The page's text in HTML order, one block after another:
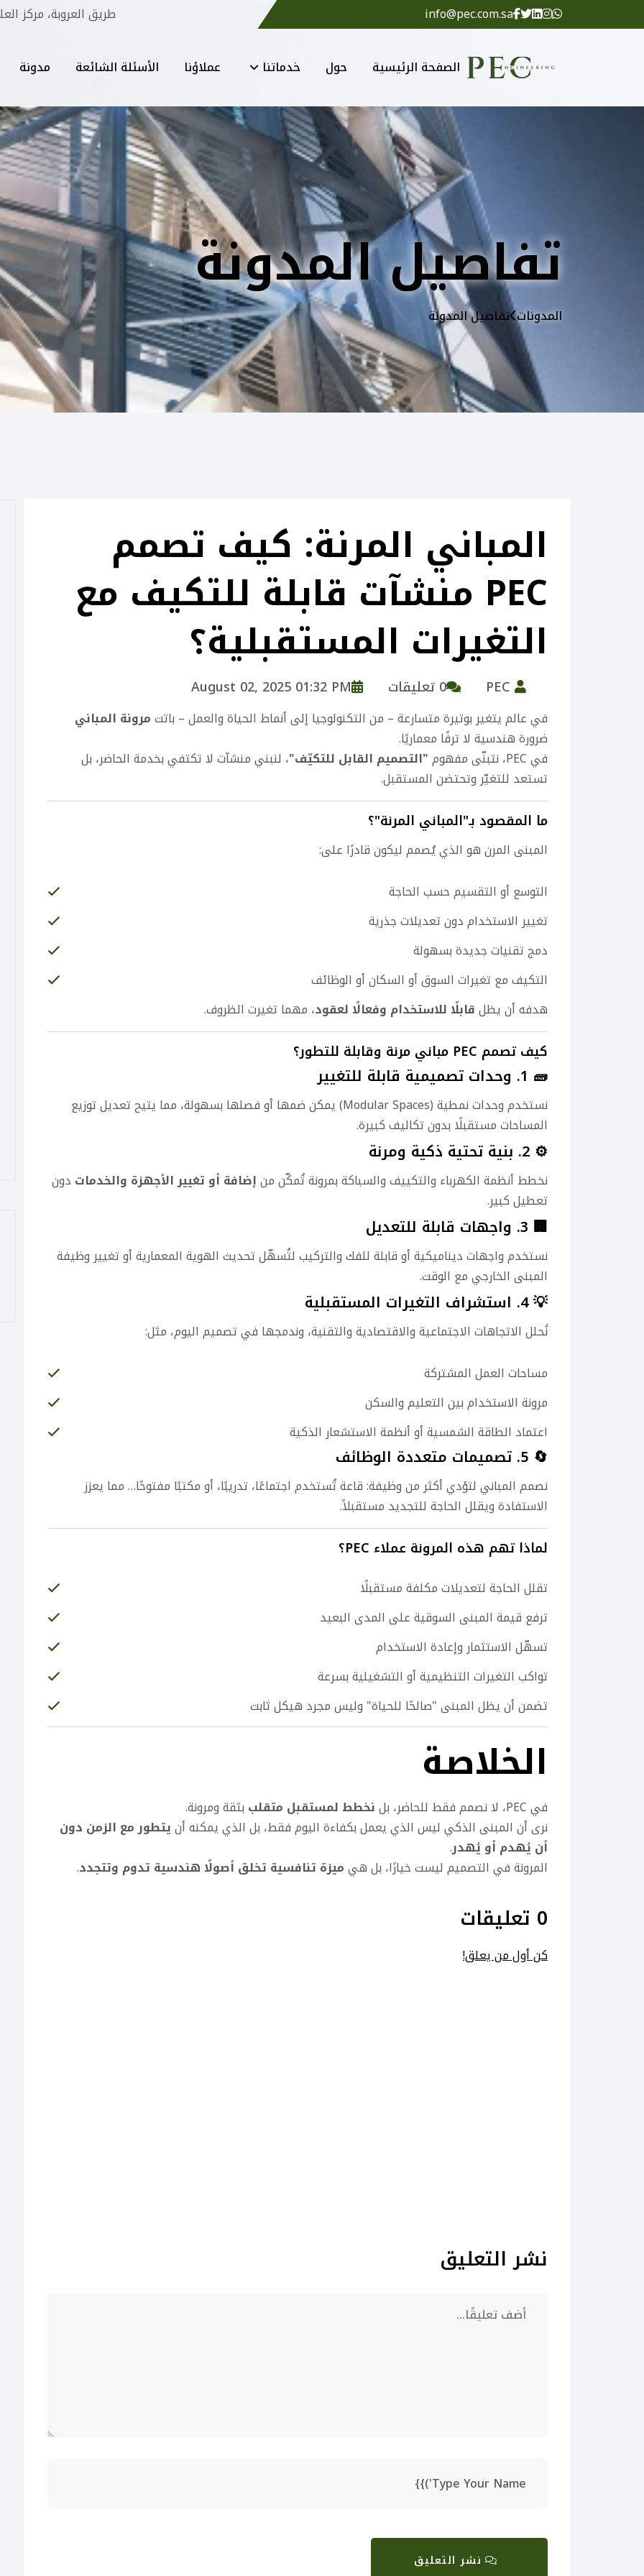
طريق العروبة، مركز info@pec.com.sa
الصفحة الرئيسية حول خدماتنا عملاؤنا الأسئلة الشائعة مدونة
تفاصيل المدونة
المدونات تفاصيل المدونة
المباني المرنة: كيف تصمم
PEC منشآت قابلة للتكيف مع
التغيرات المستقبلية؟
0 تعليقات August 02, 2025 01:32 PM
في عالم يتغير بوتيرة متسارعة – من التكنولوجيا إلى أنماط الحياة والعمل – باتتمرونة المباني
ضرورة هندسية لا ترفًا معماريًا.
في PEC، نتبنّى مفهوم
"التصميم القابل للتكيّف"، لنبني منشآت لا تكتفي بخدمة الحاضر، بل
تستعد للتغيّر وتحتضن المستقبل.
ما المقصود بـ"المباني المرنة"؟
المبنى المرن هو الذي يُصمم ليكون قادرًا على:
التوسع أو التقسيم حسب الحاجة
تغيير الاستخدام دون تعديلات جذرية
دمج تقنيات جديدة بسهولة
التكيف مع تغيرات السوق أو السكان أو الوظائف
هدفه أن يظلقابلًا للاستخدام وفعالًا لعقود، مهما تغيرت الظروف.
كيف تصمم PEC مباني مرنة وقابلة للتطور؟
🧱 1. وحدات تصميمية قابلة للتغيير
نستخدم وحدات نمطية (Modular Spaces) يمكن ضمها أو فصلها بسهولة، مما يتيح تعديل توزيع
المساحات مستقبلًا بدون تكاليف كبيرة.
⚙️ 2. بنية تحتية ذكية ومرنة
نخطط أنظمة الكهرباء والتكييف والسباكة بمرونة تُمكّن منإضافة أو تغيير الأجهزة والخدمات دون
تعطيل كبير.
🏢 3. واجهات قابلة للتعديل
نستخدم واجهات ديناميكية أو قابلة للفك والتركيب لتُسهّل تحديث الهوية المعمارية أو تغيير وظيفة
المبنى الخارجي مع الوقت.
💡 4. استشراف التغيرات المستقبلية
نُحلل الاتجاهات الاجتماعية والاقتصادية والتقنية، وندمجها في تصميم اليوم، مثل:
مساحات العمل المشتركة
مرونة الاستخدام بين التعليم والسكن
اعتماد الطاقة الشمسية أو أنظمة الاستشعار الذكية
🔄 5. تصميمات متعددة الوظائف
نصمم المباني لتؤدي أكثر من وظيفة: قاعة تُستخدم اجتماعًا، تدريبًا، أو مكتبًا مفتوحًا… مما يعزز
الاستفادة ويقلل الحاجة للتجديد مستقبلاً.
لماذا تهم هذه المرونة عملاء PEC؟
تقلل الحاجة لتعديلات مكلفة مستقبلًا
ترفع قيمة المبنى السوقية على المدى البعيد
تسهّل الاستثمار وإعادة الاستخدام
تواكب التغيرات التنظيمية أو التشغيلية بسرعة
تضمن أن يظل المبنى "صالحًا للحياة" وليس مجرد هيكل ثابت
الخلاصة
في PEC، لا نصمم فقط للحاضر، بل نخطط لمستقبل متقلب بثقة ومرونة.
نرى أن المبنى الذكي ليس الذي يعمل بكفاءة اليوم فقط، بل الذي يمكنه أنيتطور مع الزمن دون
أن يُهدم أو يُهدر.
المرونة في التصميم ليست خيارًا، بل هيميزة تنافسية تخلق أصولًا هندسية تدوم وتتجدد.
0 تعليقات
كن أول من يعلق!
نشر التعليق
نشر التعليق